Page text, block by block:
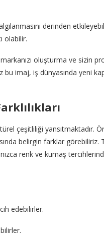
derinden
olabilir.
oluşturma ve sizin
imaj, iş dünyasında yeni
çeşitliliği yansıtmaktadır.
belirgin farklar görebiliriz.
renk ve kumaş
edebilirler.